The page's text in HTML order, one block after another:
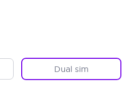
Dual sim